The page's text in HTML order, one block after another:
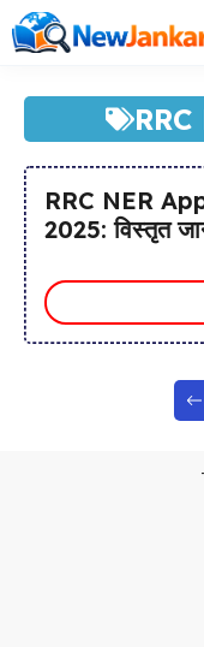
Skip
to
RRC NER
2025: विस्तृत